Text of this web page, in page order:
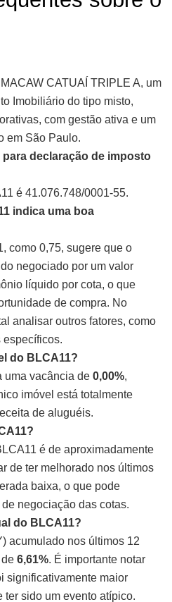
CATUAÍ TRIPLE A, um
Imobiliário do tipo misto,
com gestão ativa e um
em São Paulo.
declaração de imposto
é 41.076.748/0001-55.
indica uma boa
como 0,75, sugere que o
negociado por um valor
líquido por cota, o que
de compra. No
analisar outros fatores, como
específicos.
do BLCA11?
uma vacância de 0,00%,
imóvel está totalmente
de aluguéis.
é de aproximadamente
de ter melhorado nos últimos
baixa, o que pode
negociação das cotas.
do BLCA11?
acumulado nos últimos 12
6,61%. É importante notar
significativamente maior
ter sido um evento atípico.